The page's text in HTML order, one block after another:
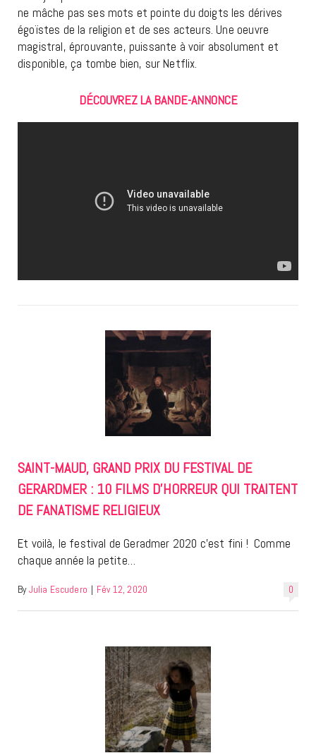
ne mâche pas ses mots et pointe du doigts les dérives
égoïstes de la religion et de ses acteurs. Une oeuvre
magistral, éprouvante, puissante à voir absolument et
disponible, ça tombe bien, sur Netflix.
DÉCOUVREZ LA BANDE-ANNONCE
SAINT-MAUD, GRAND PRIX DU FESTIVAL DE
GERARDMER : 10 FILMS D’HORREUR QUI TRAITENT
DE FANATISME RELIGIEUX
Et voilà, le festival de Geradmer 2020 c’est fini ! Comme
chaque année la petite…
0
By Julia Escudero | Fév 12, 2020